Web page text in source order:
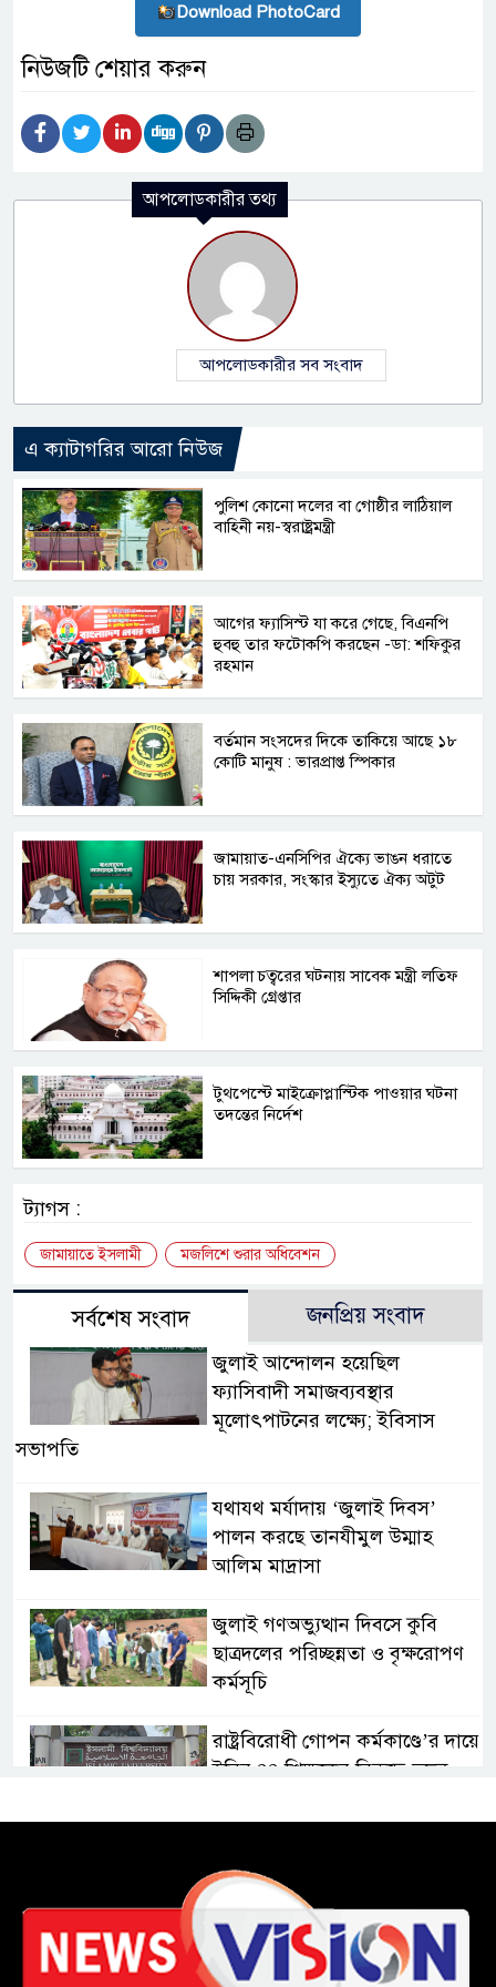
Download PhotoCard
নিউজটি শেয়ার করুন
আপলোডকারীর তথ্য
আপলোডকারীর সব সংবাদ
এ ক্যাটাগরির আরো নিউজ
পুলিশ কোনো দলের বা গোষ্ঠীর লাঠিয়াল
বাহিনী নয়-স্বরাষ্ট্রমন্ত্রী
আগের ফ্যাসিস্ট যা করে গেছে, বিএনপি
হুবহু তার ফটোকপি করছেন -ডা: শফিকুর
রহমান
বর্তমান সংসদের দিকে তাকিয়ে আছে ১৮
কোটি মানুষ : ভারপ্রাপ্ত স্পিকার
জামায়াত-এনসিপির ঐক্যে ভাঙন ধরাতে
চায় সরকার, সংস্কার ইস্যুতে ঐক্য অটুট
শাপলা চত্বরের ঘটনায় সাবেক মন্ত্রী লতিফ
সিদ্দিকী গ্রেপ্তার
টুথপেস্টে মাইক্রোপ্লাস্টিক পাওয়ার ঘটনা
তদন্তের নির্দেশ
ট্যাগস :
জামায়াতে ইসলামী মজলিশে শুরার অধিবেশন
সর্বশেষ সংবাদ জনপ্রিয় সংবাদ
জুলাই আন্দোলন হয়েছিল
ফ্যাসিবাদী সমাজব্যবস্থার
মূলোৎপাটনের লক্ষ্যে; ইবিসাস
সভাপতি
যথাযথ মর্যাদায় ‘জুলাই দিবস’
পালন করছে তানযীমুল উম্মাহ
আলিম মাদ্রাসা
জুলাই গণঅভ্যুত্থান দিবসে কুবি
ছাত্রদলের পরিচ্ছন্নতা ও বৃক্ষরোপণ
কর্মসূচি
রাষ্ট্রবিরোধী গোপন কর্মকাণ্ডে’র দায়ে
ইবির ৪৪ শিক্ষকের বিরুদ্ধে তদন্ত
দিবস উপলক্ষ্যে আলোচনা সভা ও
সংবর্ধনা অনুষ্ঠান অনুষ্ঠিত
গণভোটের রায় জুলাই সনদ